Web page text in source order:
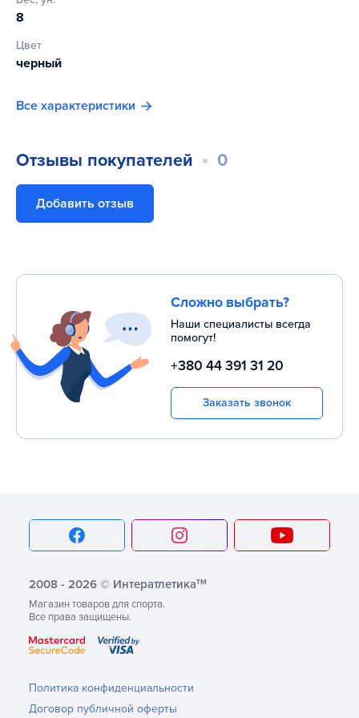
8
Цвет
черный
Все характеристики
Отзывы покупателей 0
Добавить отзыв
Сложно выбрать?
Наши специалисты всегда
помогут!
+380 44 391 31 20
Заказать звонок
2008 - 2026 © Интератлетикатм
Магазин товаров для спорта.
Все права защищены.
Политика конфиденциальности
Договор публичной оферты